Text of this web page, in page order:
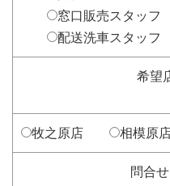
窓口販売スタッフ
配送洗車スタッフ
希望
牧之原店 相模原
問合